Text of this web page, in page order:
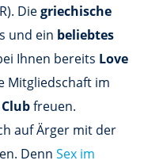
Diegriechische
und ein beliebtes
Ihnen bereits Love
Mitgliedschaft im
freuen.
auf Ärger mit der
Denn Sex im